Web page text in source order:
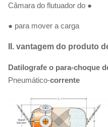
Câmara do flutuador do ●
● para mover a carga
II. vantagem do produto
Datilografe o para-choque
Pneumático-corrente